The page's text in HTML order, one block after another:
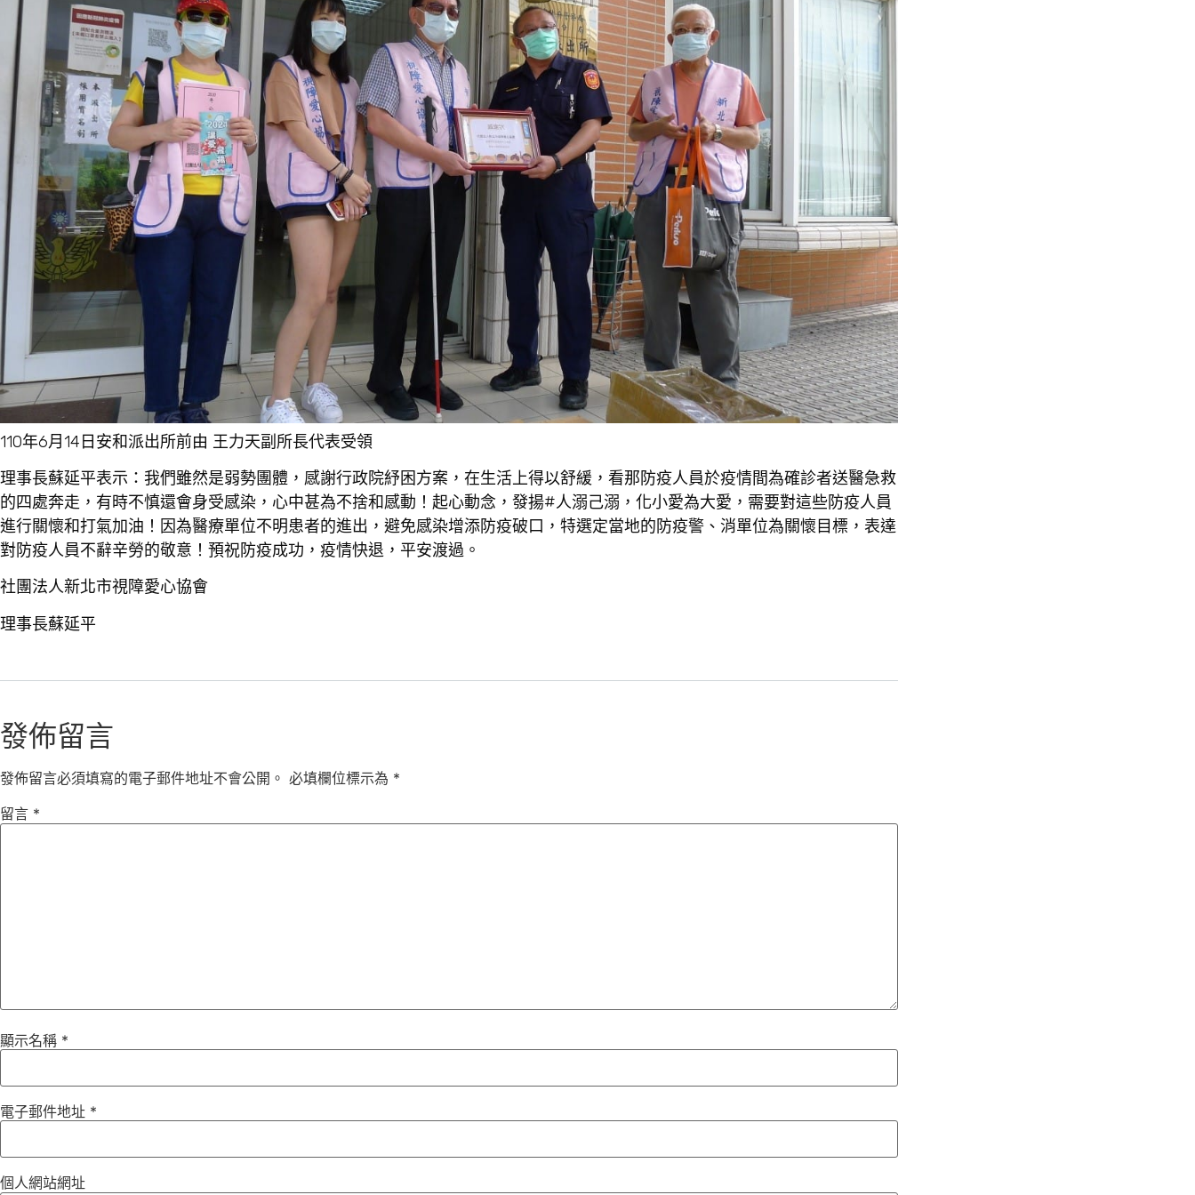
110年6月14日安和派出所前由 王力天副所長代表受領
理事長蘇延平表示：我們雖然是弱勢團體，感謝行政院紓困方案，在生活上得以舒緩，看那防疫人員於疫情間為確診者送醫急救
的四處奔走，有時不慎還會身受感染，心中甚為不捨和感動！起心動念，發揚#人溺己溺，化小愛為大愛，需要對這些防疫人員
進行關懷和打氣加油！因為醫療單位不明患者的進出，避免感染增添防疫破口，特選定當地的防疫警、消單位為關懷目標，表達
對防疫人員不辭辛勞的敬意！預祝防疫成功，疫情快退，平安渡過。
社團法人新北市視障愛心協會
理事長蘇延平
發佈留言
發佈留言必須填寫的電子郵件地址不會公開。 必填欄位標示為 *
留言 *
顯示名稱 *
電子郵件地址 *
個人網站網址